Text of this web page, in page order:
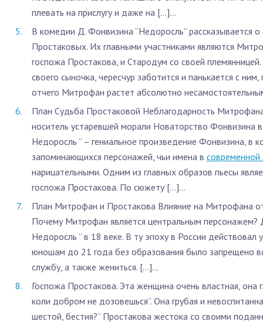
плевать на прислугу и даже на […]...
В комедии Д. Фонвизина “Недоросль” рассказывается
Простаковых. Их главными участниками являются
госпожа Простакова, и Стародум со своей
своего сыночка, чересчур заботится и панькается с
отчего Митрофан растет абсолютно
План Судьба Простаковой Неблагодарность
носитель устаревшей морали Новаторство Фонвизина
Недоросль ” – гениальное произведение Фонвизина, в
запоминающихся персонажей, чьи имена в современной
нарицательными. Одним из главных образов пьесы
госпожа Простакова. По сюжету […]...
План Митрофан и Простакова Влияние на Митрофана
Почему Митрофан является центральным персонажем?
Недоросль ” в 18 веке. В ту эпоху в России
юношам до 21 года без образования было запрещено
службу, а также жениться. […]...
Госпожа Простакова. Эта женщина очень властная,
коли добром не дозовешься”. Она грубая и
шестой, бестия?” Простакова жестока со своими